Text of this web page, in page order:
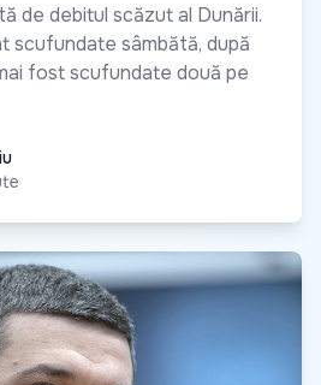
de debitul scăzut al Dunării.
scufundate sâmbătă, după
fost scufundate două pe